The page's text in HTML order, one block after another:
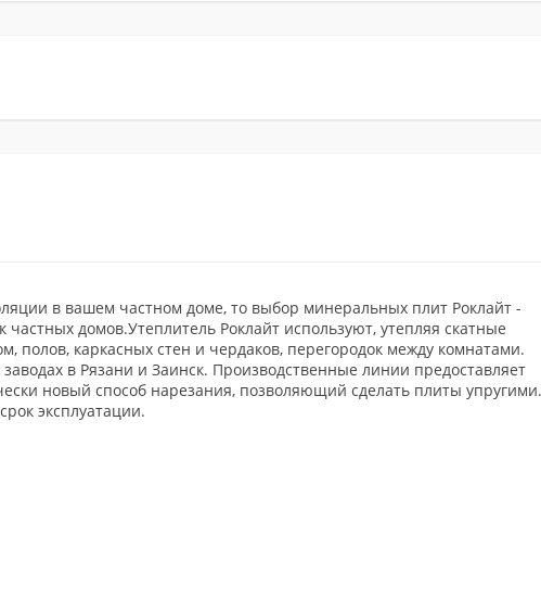
в вашем частном доме, то выбор минеральных плит Роклайт -
домов.Утеплитель Роклайт используют, утепляя скатные
полов, каркасных стен и чердаков, перегородок между комнатами.
в Рязани и Заинск. Производственные линии предоставляет
новый способ нарезания, позволяющий сделать плиты
эксплуатации.